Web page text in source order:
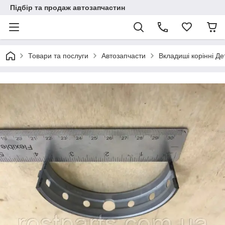
Підбір та продаж автозапчастин
Товари та послуги Автозапчасти Вкладиші корінні